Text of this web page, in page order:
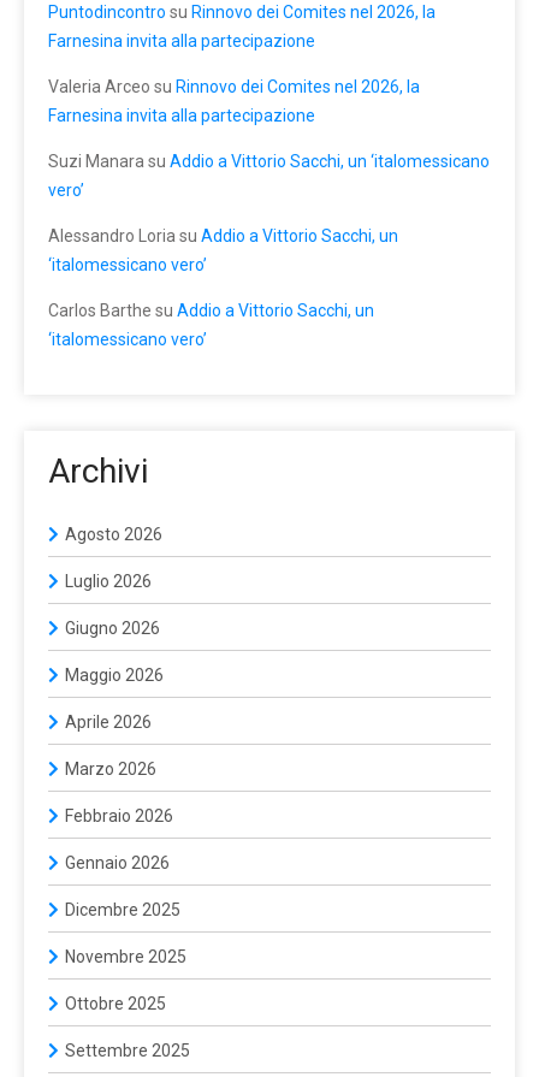
Puntodincontro su Rinnovo dei Comites nel 2026, la
Farnesina invita alla partecipazione
Valeria Arceo su Rinnovo dei Comites nel 2026, la
Farnesina invita alla partecipazione
Suzi Manara su Addio a Vittorio Sacchi, un ‘italomessicano
vero’
Alessandro Loria su Addio a Vittorio Sacchi, un
‘italomessicano vero’
Carlos Barthe su Addio a Vittorio Sacchi, un
‘italomessicano vero’
Archivi
Agosto 2026
Luglio 2026
Giugno 2026
Maggio 2026
Aprile 2026
Marzo 2026
Febbraio 2026
Gennaio 2026
Dicembre 2025
Novembre 2025
Ottobre 2025
Settembre 2025